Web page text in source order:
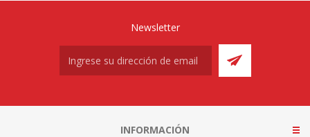
Newsletter
INFORMACIÓN